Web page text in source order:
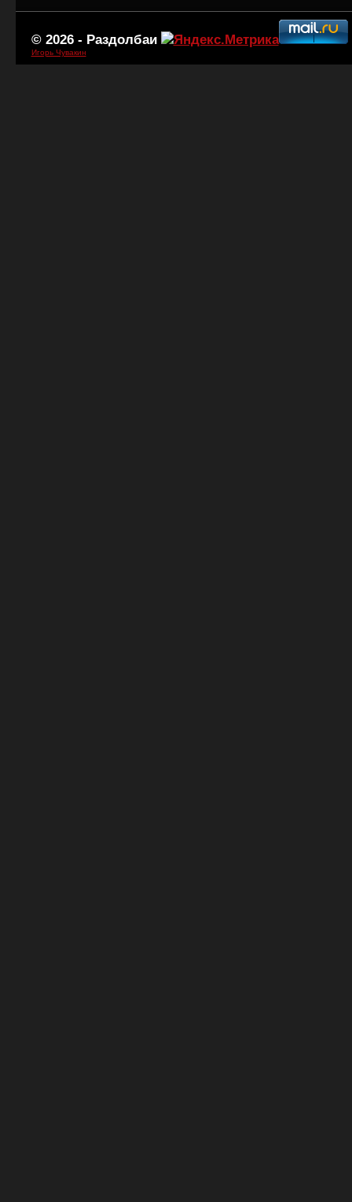
© 2026 - Раздолбаи
Игорь Чувакин